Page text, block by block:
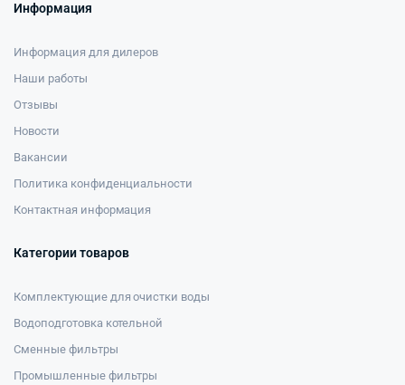
Информация
Информация для дилеров
Наши работы
Отзывы
Новости
Вакансии
Политика конфиденциальности
Контактная информация
Категории товаров
Комплектующие для очистки воды
Водоподготовка котельной
Сменные фильтры
Промышленные фильтры